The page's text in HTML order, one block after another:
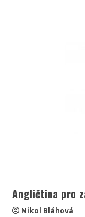
Angličtina pro
Nikol Bláhová